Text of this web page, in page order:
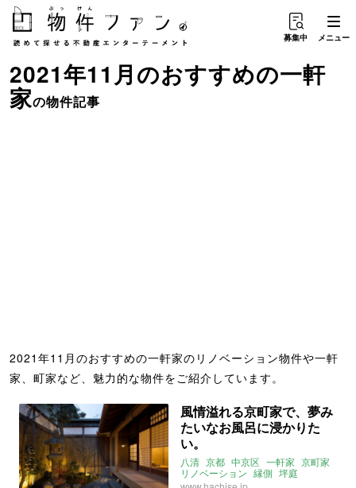
募集中 メニュー
2021年11月のおすすめの一軒
家の物件記事
2021年11月のおすすめの一軒家のリノベーション物件や一軒
家、町家など、魅力的な物件をご紹介しています。
風情溢れる京町家で、夢み
たいなお風呂に浸かりた
い。
八清 京都 中京区 一軒家 京町家
リノベーション 縁側 坪庭
スケスケ instagram